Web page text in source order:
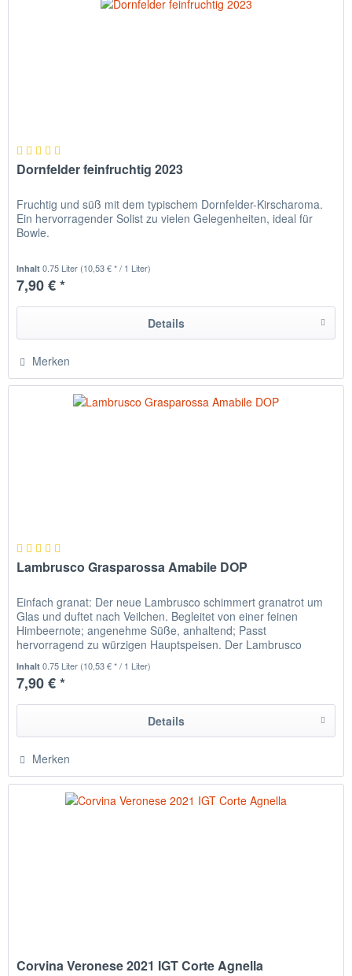
Dornfelder feinfruchtig 2023
Fruchtig und süß mit dem typischem Dornfelder-Kirscharoma.
Ein hervorragender Solist zu vielen Gelegenheiten, ideal für
Bowle.
Inhalt0.75 Liter (10,53 € * / 1 Liter)
7,90 € *
Details
Merken
Lambrusco Grasparossa Amabile DOP
Einfach granat: Der neue Lambrusco schimmert granatrot um
Glas und duftet nach Veilchen. Begleitet von einer feinen
Himbeernote; angenehme Süße, anhaltend; Passt
hervorragend zu würzigen Hauptspeisen. Der Lambrusco
Inhalt0.75 Liter (10,53 € * / 1 Liter)
7,90 € *
Details
Merken
Corvina Veronese 2021 IGT Corte Agnella